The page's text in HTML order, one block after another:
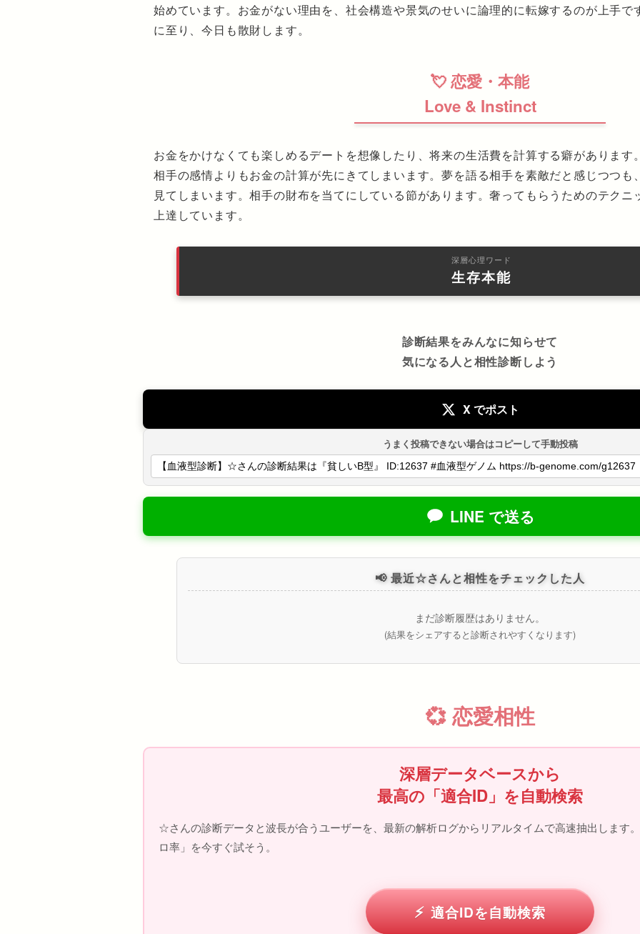
始めています。お金がない理由を、社会構造や景気のせいに論理的に転嫁するのが上手
に至り、今日も散財します。
💘 恋愛・本能
Love & Instinct
お金をかけなくても楽しめるデートを想像したり、将来の生活費を計算する癖がありま
相手の感情よりもお金の計算が先にきてしまいます。夢を語る相手を素敵だと感じつつ
見てしまいます。相手の財布を当てにしている節があります。奢ってもらうためのテク
上達しています。
深層心理ワード
生存本能
診断結果をみんなに知らせて
気になる人と相性診断しよう
X でポスト
うまく投稿できない場合はコピーして手動投稿
LINE で送る
📢 最近☆さんと相性をチェックした人
まだ診断履歴はありません。
(結果をシェアすると診断されやすくなります)
💞 恋愛相性
深層データベースから
最高の「適合ID」を自動検索
☆さんの診断データと波長が合うユーザーを、最新の解析ログからリアルタイムで高速抽出します
ロ率」を今すぐ試そう。
適合IDを自動検索